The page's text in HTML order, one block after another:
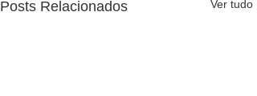
Posts Relacionados Ver tudo